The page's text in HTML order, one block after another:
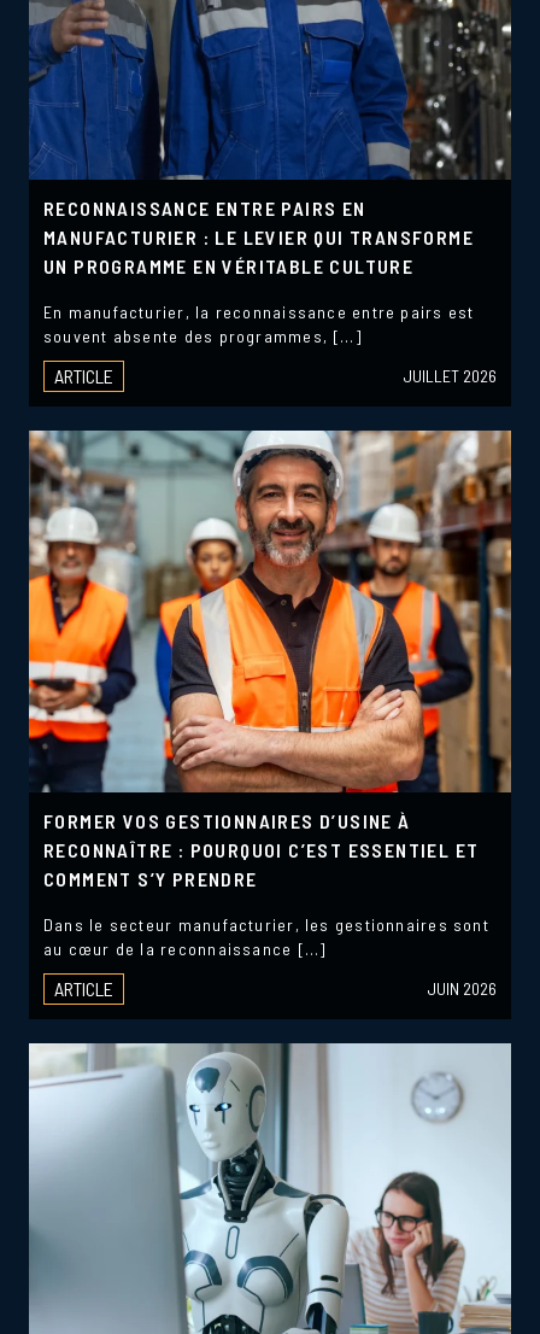
RECONNAISSANCE ENTRE PAIRS EN
MANUFACTURIER : LE LEVIER QUI TRANSFORME
UN PROGRAMME EN VÉRITABLE CULTURE
En manufacturier, la reconnaissance entre pairs est
souvent absente des programmes, […]
ARTICLE JUILLET 2026
FORMER VOS GESTIONNAIRES D’USINE À
RECONNAÎTRE : POURQUOI C’EST ESSENTIEL ET
COMMENT S’Y PRENDRE
Dans le secteur manufacturier, les gestionnaires sont
au cœur de la reconnaissance […]
ARTICLE JUIN 2026